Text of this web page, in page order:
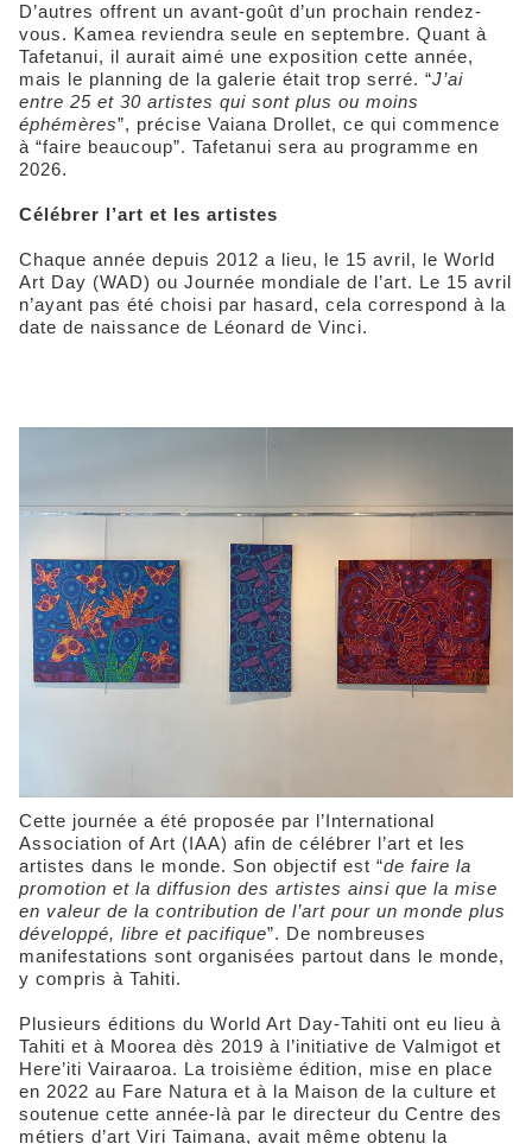
D’autres offrent un avant-goût d’un prochain rendez-
vous. Kamea reviendra seule en septembre. Quant à
Tafetanui, il aurait aimé une exposition cette année,
mais le planning de la galerie était trop serré. “J’ai
entre 25 et 30 artistes qui sont plus ou moins
éphémères”, précise Vaiana Drollet, ce qui commence
à “faire beaucoup”. Tafetanui sera au programme en
2026.
Célébrer l’art et les artistes
Chaque année depuis 2012 a lieu, le 15 avril, le World
Art Day (WAD) ou Journée mondiale de l’art. Le 15 avril
n’ayant pas été choisi par hasard, cela correspond à la
date de naissance de Léonard de Vinci.
Cette journée a été proposée par l’International
Association of Art (IAA) afin de célébrer l’art et les
artistes dans le monde. Son objectif est “de faire la
promotion et la diffusion des artistes ainsi que la mise
en valeur de la contribution de l’art pour un monde plus
développé, libre et pacifique”. De nombreuses
manifestations sont organisées partout dans le monde,
y compris à Tahiti.
Plusieurs éditions du World Art Day-Tahiti ont eu lieu à
Tahiti et à Moorea dès 2019 à l’initiative de Valmigot et
Here’iti Vairaaroa. La troisième édition, mise en place
en 2022 au Fare Natura et à la Maison de la culture et
soutenue cette année-là par le directeur du Centre des
métiers d’art Viri Taimana, avait même obtenu la